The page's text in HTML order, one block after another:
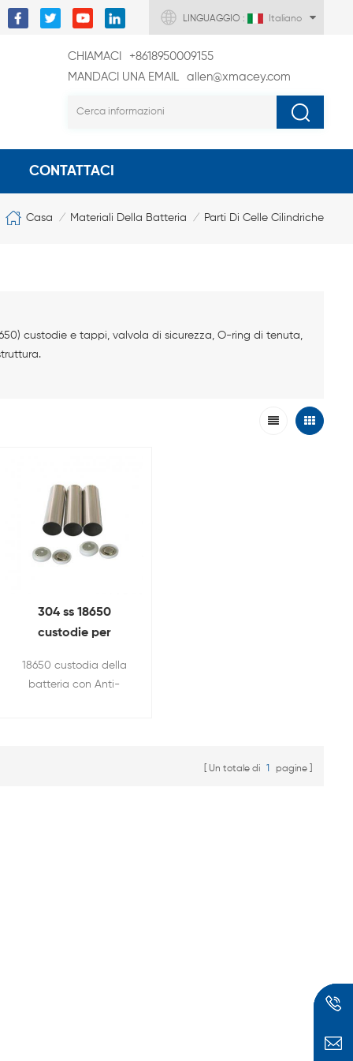
LINGUAGGIO : Italiano
CHIAMACI
+8618950009155
MANDACI UNA EMAIL
allen@xmacey.com
CONTATTACI
Casa / Materiali Della Batteria / Parti Di Celle Cilindriche
custodie e tappi, valvola di sicurezza, O-ring di tenuta,
304 ss 18650
custodie per
18650 custodia della
batteria con Anti-
Un totale di 1 pagine